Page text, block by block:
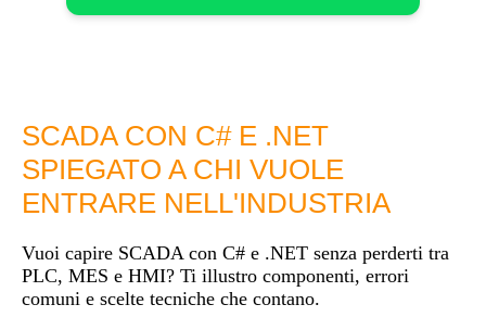
SCADA CON C# E .NET
SPIEGATO A CHI VUOLE
ENTRARE NELL'INDUSTRIA
Vuoi capire SCADA con C# e .NET senza perderti tra
PLC, MES e HMI? Ti illustro componenti, errori
comuni e scelte tecniche che contano.